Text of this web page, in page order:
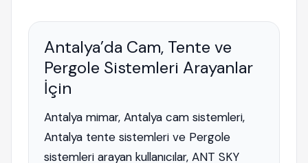
Antalya’da Cam, Tente ve
Pergole Sistemleri Arayanlar
İçin
Antalya mimar, Antalya cam sistemleri,
Antalya tente sistemleri ve Pergole
sistemleri arayan kullanıcılar, ANT SKY